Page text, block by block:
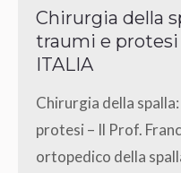
Chirurgia della
traumi e protesi
ITALIA
Chirurgia della
protesi – Il Prof.
ortopedico della